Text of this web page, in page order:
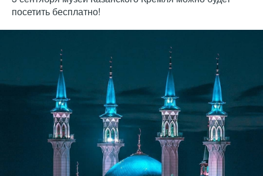
посетить бесплатно!